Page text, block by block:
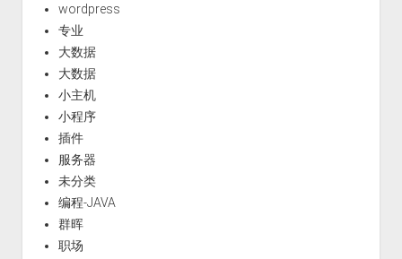
wordpress
专业
大数据
大数据
小主机
小程序
插件
服务器
未分类
编程-JAVA
群晖
职场